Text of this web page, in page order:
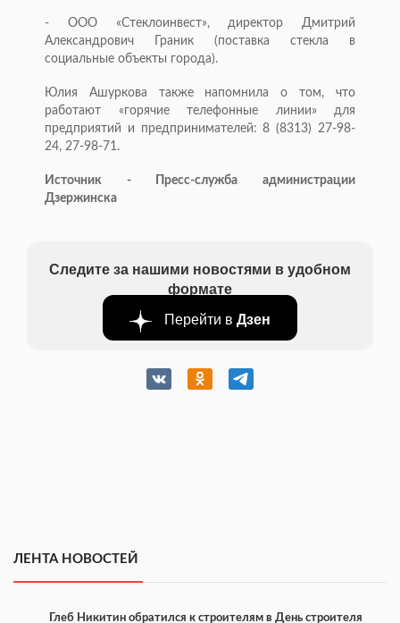
- ООО «Стеклоинвест», директор Дмитрий
Александрович Граник (поставка стекла в
социальные объекты города).
Юлия Ашуркова также напомнила о том, что
работают «горячие телефонные линии» для
предприятий и предпринимателей: 8 (8313) 27-98-
24, 27-98-71.
Источник - Пресс-служба администрации
Дзержинска
Следите за нашими новостями в удобном
формате
Перейти в Дзен
ЛЕНТА НОВОСТЕЙ
Глеб Никитин обратился к строителям в День строителя